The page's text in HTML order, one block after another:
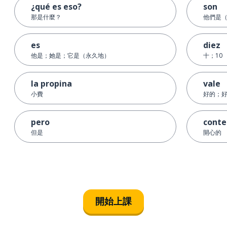
¿qué es eso?
那是什麼？
es
他是；她是；它是（永久地）
la propina
小費
pero
但是
son
他們是
diez
十；10
vale
好的；
開心的
開始上課